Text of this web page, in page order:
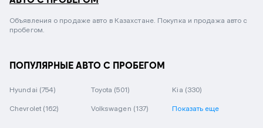
Объявления о продаже авто в Казахстане. Покупка и продажа авто с
пробегом.
ПОПУЛЯРНЫЕ АВТО С ПРОБЕГОМ
Hyundai (754) Toyota (501) Kia (330)
Chevrolet (162) Volkswagen (137) Показать еще